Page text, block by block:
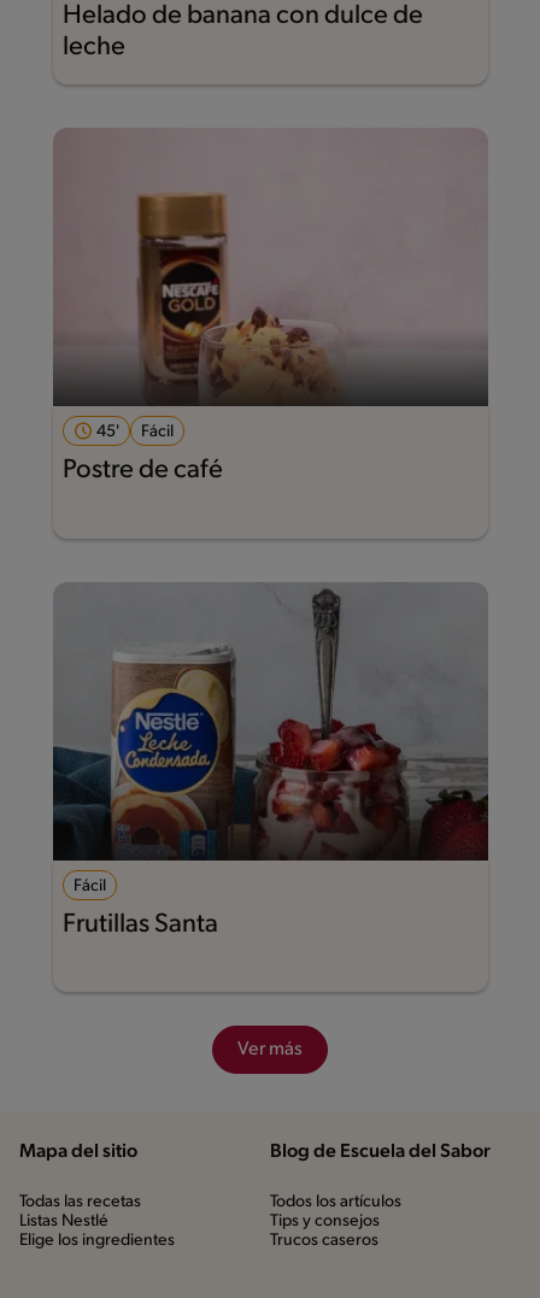
Helado de banana con dulce de
leche
45' Fácil
Postre de café
Fácil
Frutillas Santa
Ver más
Mapa del sitio
Todas las recetas
Listas Nestlé
Elige los ingredientes
Blog de Escuela del Sabor
Todos los artículos
Tips y consejos
Trucos caseros